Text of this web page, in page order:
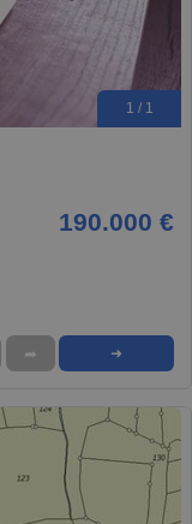
1 / 1
190.000 €
➦ ➜